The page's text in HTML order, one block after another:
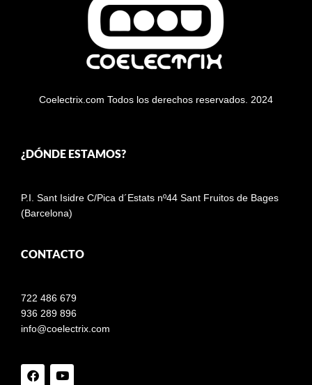
Coelectrix.com Todos los derechos reservados. 2024
¿DÓNDE ESTAMOS?
P.I. Sant Isidre C/Pica d´Estats nº44 Sant Fruitos de Bages
(Barcelona)
CONTACTO
722 486 679
936 289 896
info@coelectrix.com